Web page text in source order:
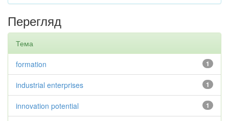
Перегляд
Тема
1
formation
1
industrial enterprises
1
innovation potential